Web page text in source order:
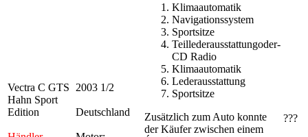
Vectra C GTS
Hahn Sport
Edition
2003 1/2
Deutschland
Klimaautomatik
Navigationssystem
Sportsitze
Teillederausstattungoder-
CD Radio
Klimaautomatik
Lederausstattung
Sportsitze
Zusätzlich zum Auto konnte
der Käufer zwischen einem
???